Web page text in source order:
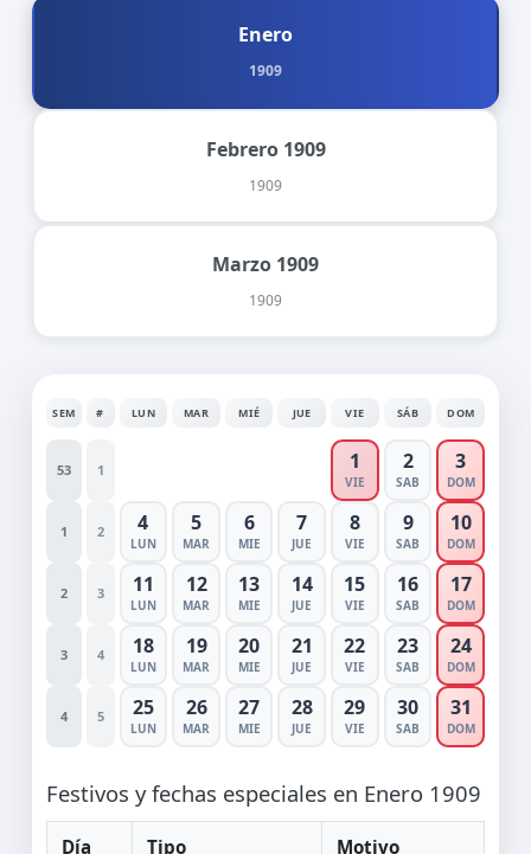
Enero
1909
Febrero 1909
1909
Marzo 1909
1909
SEM # LUN MAR MIÉ JUE VIE SÁB DOM
53 1 1
VIE
2
SAB
3
DOM
1 2 4
LUN
5
MAR
6
MIE
7
JUE
8
VIE
9
SAB
10
DOM
2 3 11
LUN
12
MAR
13
MIE
14
JUE
15
VIE
16
SAB
17
DOM
3 4 18
LUN
19
MAR
20
MIE
21
JUE
22
VIE
23
SAB
24
DOM
4 5 25
LUN
26
MAR
27
MIE
28
JUE
29
VIE
30
SAB
31
DOM
Festivos y fechas especiales en Enero 1909
Día Tipo Motivo